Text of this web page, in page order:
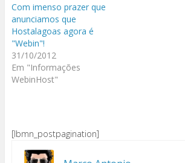
Com imenso prazer que
anunciamos que
Hostalagoas agora é
"Webin"!
31/10/2012
Em "Informações
WebinHost"
[lbmn_postpagination]